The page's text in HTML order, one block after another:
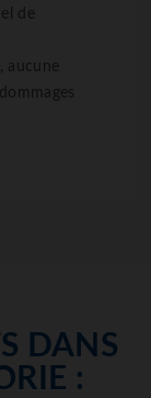
de
aucune
DANS
: